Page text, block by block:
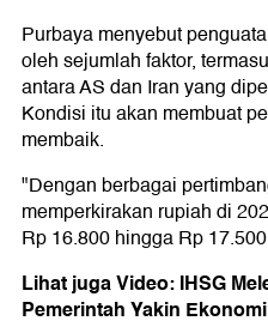
Purbaya menyebut
oleh sejumlah faktor,
antara AS dan Iran yang
Kondisi itu akan membuat
membaik.
"Dengan berbagai
memperkirakan rupiah di
Rp 16.800 hingga Rp
Lihat juga Video: IHSG
Pemerintah Yakin